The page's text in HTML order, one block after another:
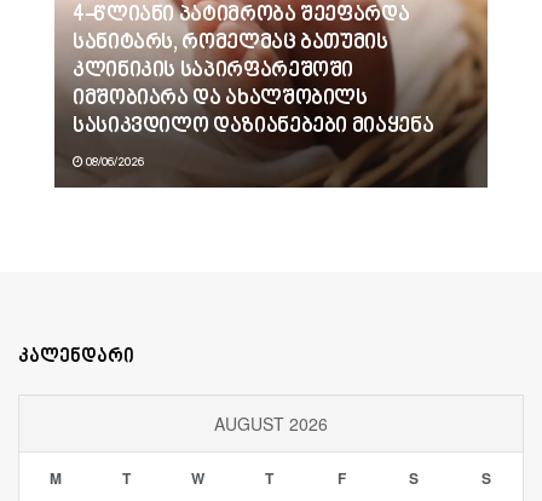
4-წლიანი პატიმრობა შეეფარდა
სანიტარს, რომელმაც ბათუმის
კლინიკის საპირფარეშოში
იმშობიარა და ახალშობილს
სასიკვდილო დაზიანებები მიაყენა
08/06/2026
კალენდარი
AUGUST 2026
M T W T F S S